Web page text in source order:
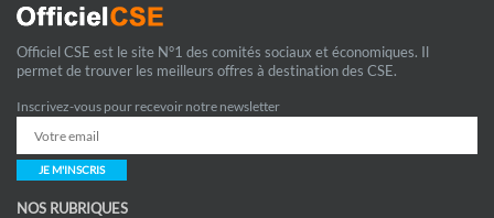
Officiel CSE est le site N°1 des comités sociaux et économiques. Il
permet de trouver les meilleurs offres à destination des CSE.
Inscrivez-vous pour recevoir notre newsletter
JE M'INSCRIS
NOS RUBRIQUES